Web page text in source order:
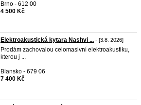
Brno - 612 00
4 500 Kč
Elektroakustická kytara Nashvi ... - [3.8. 2026]
Prodám zachovalou celomasivní elektroakustiku,
kterou j ...
Blansko - 679 06
7 400 Kč